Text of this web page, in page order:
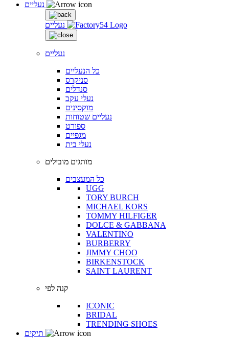
נעליים
נעליים
כל הנעליים
סניקרס
סנדלים
נעלי עקב
מוקסינים
נעליים שטוחות
ספורט
מגפיים
נעלי בית
מותגים מובילים
כל המעצבים
UGG
TORY BURCH
MICHAEL KORS
TOMMY HILFIGER
DOLCE & GABBANA
VALENTINO
BURBERRY
JIMMY CHOO
BIRKENSTOCK
SAINT LAURENT
קנה לפי
ICONIC
BRIDAL
TRENDING SHOES